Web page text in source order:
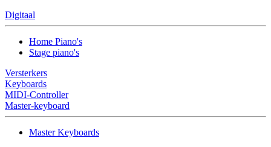
Digitaal
Home Piano's
Stage piano's
Versterkers
Keyboards
MIDI-Controller
Master-keyboard
Master Keyboards